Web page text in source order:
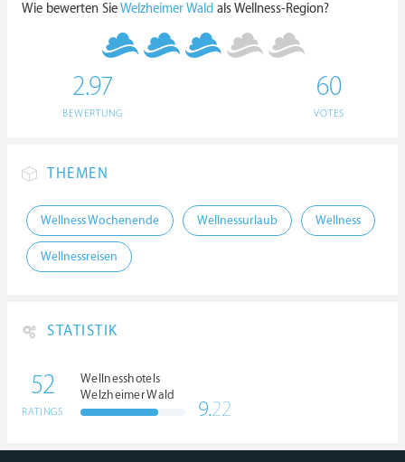
Wie bewerten SieWelzheimer Wald als Wellness-Region?
2.97
BEWERTUNG
60
VOTES
THEMEN
Wellness Wochenende Wellnessurlaub Wellness
Wellnessreisen
STATISTIK
52
RATINGS
Wellnesshotels
Welzheimer Wald
9.22